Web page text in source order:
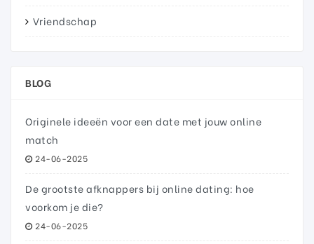
Vriendschap
BLOG
Originele ideeën voor een date met jouw online
match
24-06-2025
De grootste afknappers bij online dating: hoe
voorkom je die?
24-06-2025